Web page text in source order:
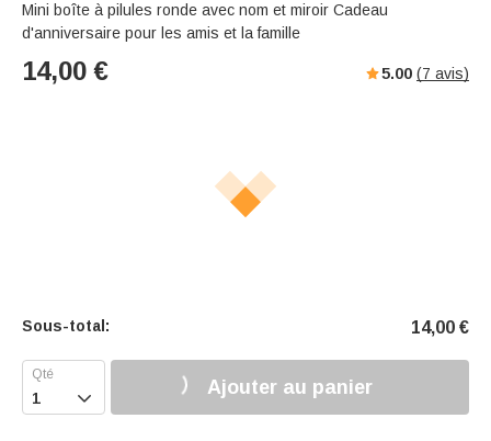
Mini boîte à pilules ronde avec nom et miroir Cadeau
d'anniversaire pour les amis et la famille
14,00 € 5.00 (7 avis)
Sous-total: 14,00 €
 Ajouter au panier